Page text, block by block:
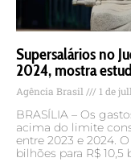
Supersalários no
2024, mostra
Agência Brasil 1 de
BRASÍLIA – Os
acima do limite
entre 2023 e 2024.
bilhões para R$ 10,5